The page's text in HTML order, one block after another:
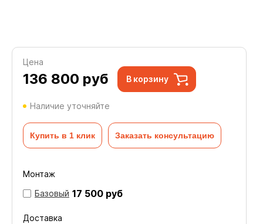
Цена
136 800 руб В корзину
Наличие уточняйте
Купить в 1 клик Заказать консультацию
Монтаж
Базовый 17 500 руб
Доставка